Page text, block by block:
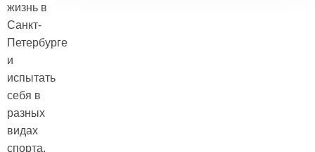
жизнь в
Санкт-
Петербурге
и
испытать
себя в
разных
видах
спорта.